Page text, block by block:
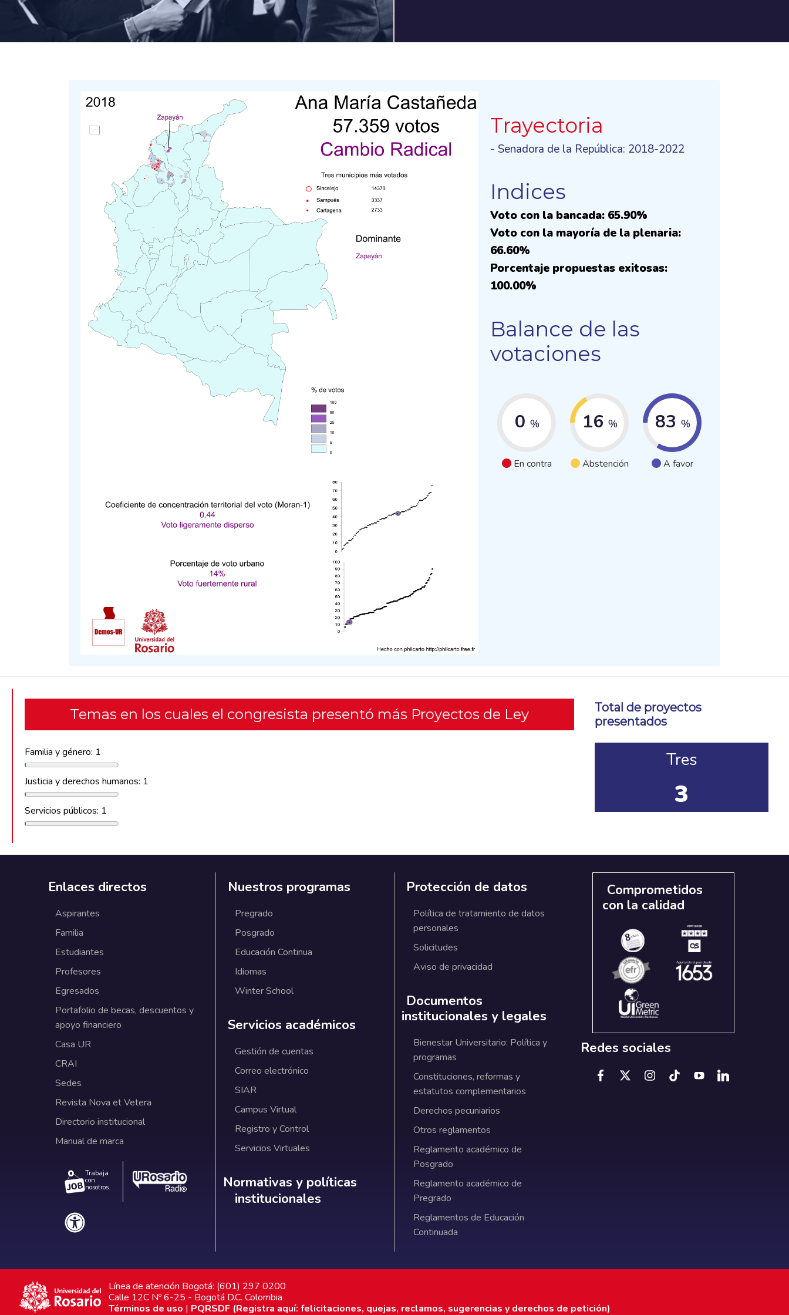
Trayectoria
- Senadora de la República: 2018-2022
Indices
Voto con la bancada: 65.90%
Voto con la mayoría de la plenaria:
66.60%
Porcentaje propuestas exitosas:
100.00%
Balance de las
votaciones
0 %
En contra
16 %
Abstención
83 %
A favor
Temas en los cuales el congresista presentó más Proyectos de Ley
Familia y género: 1
Justicia y derechos humanos: 1
Servicios públicos: 1
Total de proyectos
presentados
Tres
3
Enlaces directos
Aspirantes
Familia
Estudiantes
Profesores
Egresados
Portafolio de becas, descuentos y
apoyo financiero
Casa UR
CRAI
Sedes
Revista Nova et Vetera
Directorio institucional
Manual de marca
Trabaja
con
nosotros.
Nuestros programas
Pregrado
Posgrado
Educación Continua
Idiomas
Winter School
Servicios académicos
Gestión de cuentas
Correo electrónico
SIAR
Campus Virtual
Registro y Control
Servicios Virtuales
Normativas y políticas institucionales
Normativas y políticas
institucionales
Protección de datos
Política de tratamiento de datos
personales
Solicitudes
Aviso de privacidad
Documentos
institucionales y legales
Bienestar Universitario: Política y
programas
Constituciones, reformas y
estatutos complementarios
Derechos pecuniarios
Otros reglamentos
Reglamento académico de
Posgrado
Reglamento académico de
Pregrado
Reglamentos de Educación
Continuada
Comprometidos
con la calidad
Redes sociales
Línea de atención Bogotá: (601) 297 0200
Calle 12C Nº 6-25 - Bogotá D.C. Colombia
Términos de uso | PQRSDF (Registra aquí: felicitaciones, quejas, reclamos, sugerencias y derechos de petición)